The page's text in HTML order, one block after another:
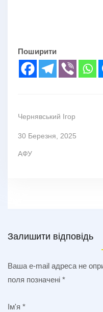
Поширити
Чернявський Ігор
30 Березня, 2025
АФУ
Залишити відповідь
Ваша e-mail адреса не
поля позначені *
Ім'я *